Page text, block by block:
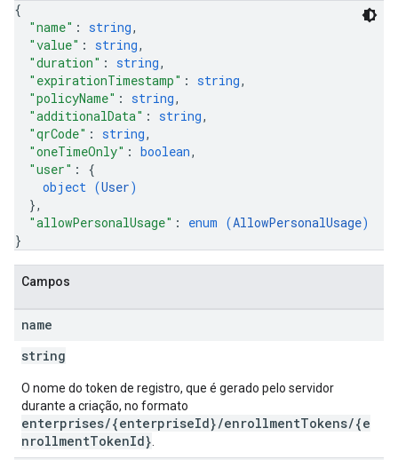
{
"name" : string,
"value" : string,
"duration" : string,
"expirationTimestamp" : string,
"policyName" : string,
"additionalData" : string,
"qrCode" : string,
"oneTimeOnly" : boolean,
"user" : {
object (User)
},
"allowPersonalUsage" : enum (AllowPersonalUsage)
}
Campos
name
string
O nome do token de registro, que é gerado pelo servidor
durante a criação, no formato
enterprises/{enterpriseId}/enrollmentTokens/{e
nrollmentTokenId}